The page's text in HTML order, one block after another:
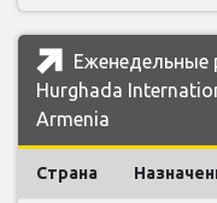
Еженедельные
Hurghada
Armenia
Страна